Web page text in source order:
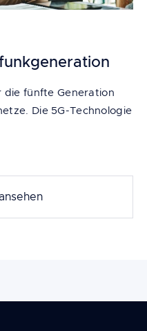
die fünfte Generation
Die 5G-Technologie